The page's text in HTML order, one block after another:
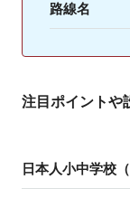
路線名
注目ポイントや
日本人小中学校